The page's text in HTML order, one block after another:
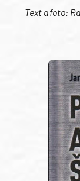
Text a foto: